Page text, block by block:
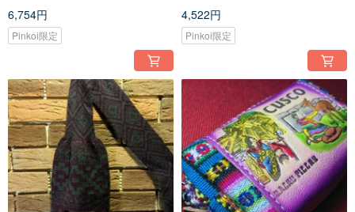
6,754円
Pinkoi限定
4,522円
Pinkoi限定